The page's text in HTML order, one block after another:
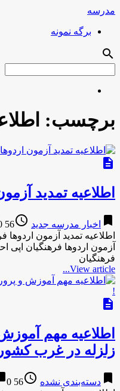
مدرسه
برگه نمونه
search
برچسب:
description
اطلاعیه تمدید
bookmark اخبار مدرسه جدید access_time
56 years ago
اطلاعیه تمدید آزمون اردوها
آزمون اردوها فرهنگیان اپی
فرهنگیان
View article...
description
اطلاعیه مهم
زلزله در غرب
bookmark دسته‌بندی نشده access_time
56 years ago
0